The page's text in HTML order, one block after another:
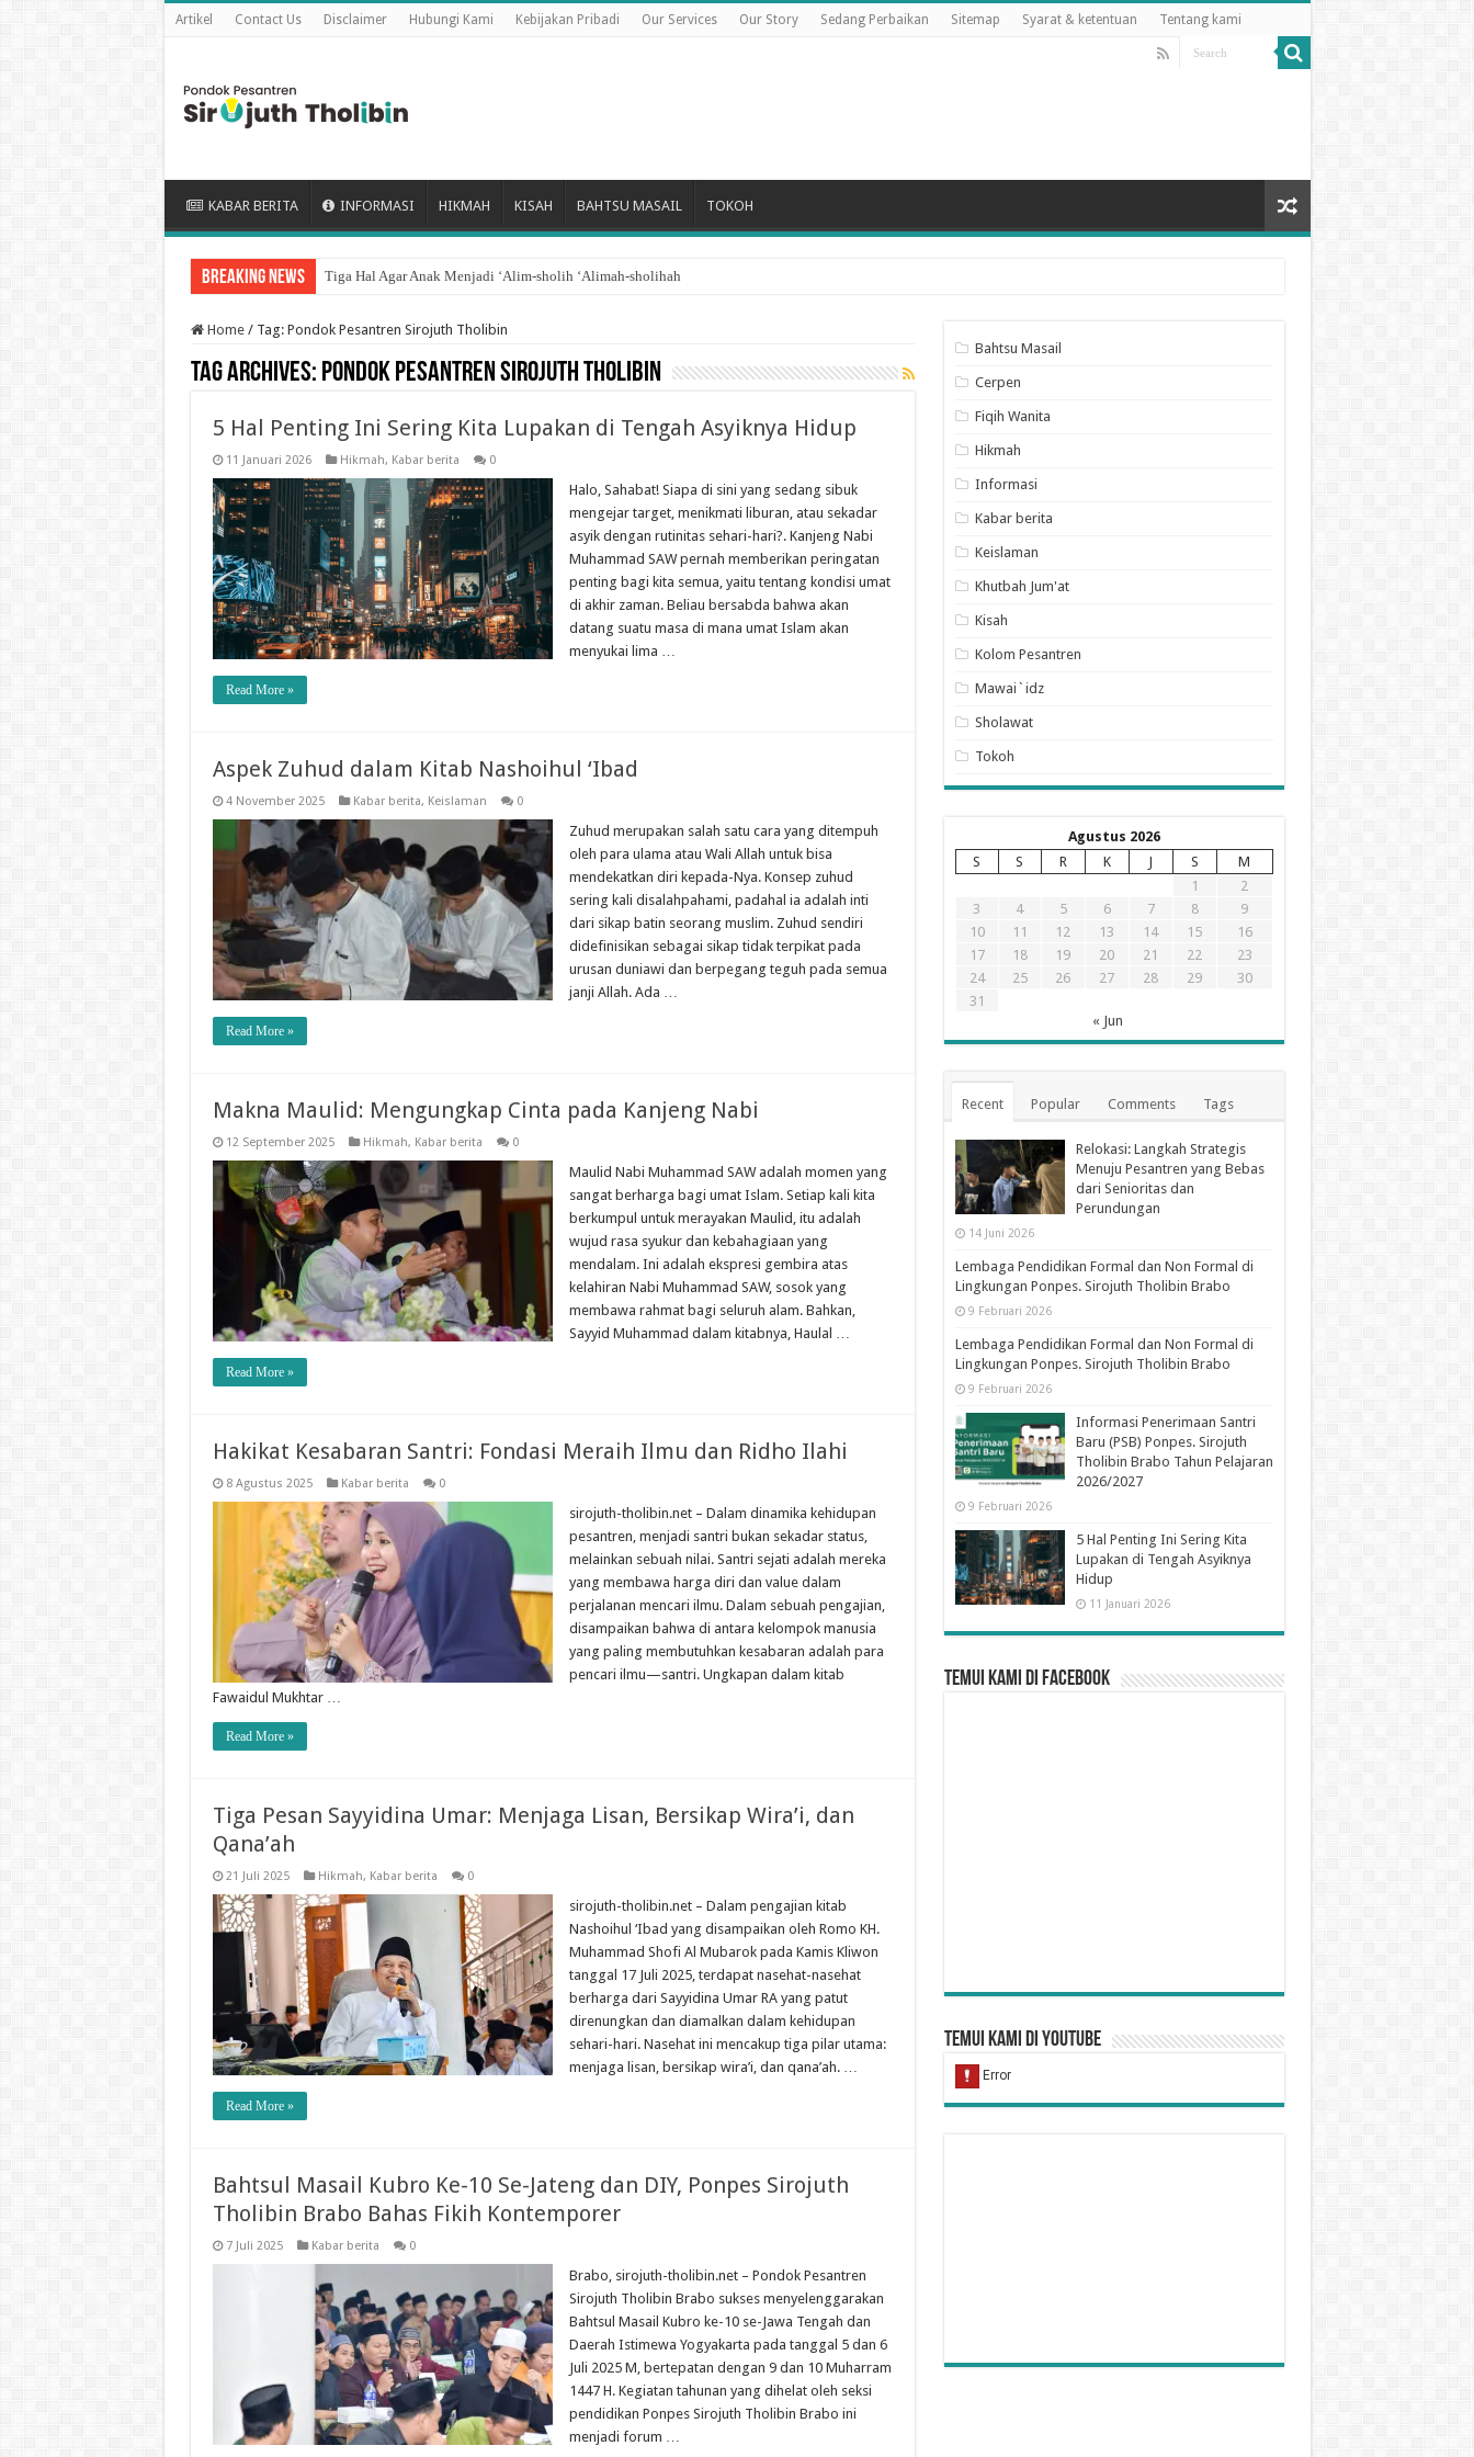
Artikel Contact Us Disclaimer Hubungi Kami Kebijakan Pribadi Our Services Our Story Sedang Perbaikan Sitemap Syarat & ketentuan Tentang kami
KABAR BERITA INFORMASI HIKMAH KISAH BAHTSU MASAIL TOKOH
Breaking News Tiga Hal Agar Anak Menjadi ‘Alim-sholih ‘Alimah-sholihah
Home / Tag: Pondok Pesantren Sirojuth Tholibin
Tag Archives: Pondok Pesantren Sirojuth Tholibin
5 Hal Penting Ini Sering Kita Lupakan di Tengah Asyiknya Hidup
11 Januari 2026 Hikmah, Kabar berita 0
Halo, Sahabat! Siapa di sini yang sedang sibuk
mengejar target, menikmati liburan, atau sekadar
asyik dengan rutinitas sehari-hari?. Kanjeng Nabi
Muhammad SAW pernah memberikan peringatan
penting bagi kita semua, yaitu tentang kondisi umat
di akhir zaman. Beliau bersabda bahwa akan
datang suatu masa di mana umat Islam akan
menyukai lima …
Read More »
Aspek Zuhud dalam Kitab Nashoihul ‘Ibad
4 November 2025 Kabar berita, Keislaman 0
Zuhud merupakan salah satu cara yang ditempuh
oleh para ulama atau Wali Allah untuk bisa
mendekatkan diri kepada-Nya. Konsep zuhud
sering kali disalahpahami, padahal ia adalah inti
dari sikap batin seorang muslim. Zuhud sendiri
didefinisikan sebagai sikap tidak terpikat pada
urusan duniawi dan berpegang teguh pada semua
janji Allah. Ada …
Read More »
Makna Maulid: Mengungkap Cinta pada Kanjeng Nabi
12 September 2025 Hikmah, Kabar berita 0
Maulid Nabi Muhammad SAW adalah momen yang
sangat berharga bagi umat Islam. Setiap kali kita
berkumpul untuk merayakan Maulid, itu adalah
wujud rasa syukur dan kebahagiaan yang
mendalam. Ini adalah ekspresi gembira atas
kelahiran Nabi Muhammad SAW, sosok yang
membawa rahmat bagi seluruh alam. Bahkan,
Sayyid Muhammad dalam kitabnya, Haulal …
Read More »
Hakikat Kesabaran Santri: Fondasi Meraih Ilmu dan Ridho Ilahi
8 Agustus 2025 Kabar berita 0
sirojuth-tholibin.net – Dalam dinamika kehidupan
pesantren, menjadi santri bukan sekadar status,
melainkan sebuah nilai. Santri sejati adalah mereka
yang membawa harga diri dan value dalam
perjalanan mencari ilmu. Dalam sebuah pengajian,
disampaikan bahwa di antara kelompok manusia
yang paling membutuhkan kesabaran adalah para
pencari ilmu—santri. Ungkapan dalam kitab
Fawaidul Mukhtar …
Read More »
Tiga Pesan Sayyidina Umar: Menjaga Lisan, Bersikap Wira’i, dan
Qana’ah
21 Juli 2025 Hikmah, Kabar berita 0
sirojuth-tholibin.net – Dalam pengajian kitab
Nashoihul ‘Ibad yang disampaikan oleh Romo KH.
Muhammad Shofi Al Mubarok pada Kamis Kliwon
tanggal 17 Juli 2025, terdapat nasehat-nasehat
berharga dari Sayyidina Umar RA yang patut
direnungkan dan diamalkan dalam kehidupan
sehari-hari. Nasehat ini mencakup tiga pilar utama:
menjaga lisan, bersikap wira’i, dan qana’ah. …
Read More »
Bahtsul Masail Kubro Ke-10 Se-Jateng dan DIY, Ponpes Sirojuth
Tholibin Brabo Bahas Fikih Kontemporer
7 Juli 2025 Kabar berita 0
Brabo, sirojuth-tholibin.net – Pondok Pesantren
Sirojuth Tholibin Brabo sukses menyelenggarakan
Bahtsul Masail Kubro ke-10 se-Jawa Tengah dan
Daerah Istimewa Yogyakarta pada tanggal 5 dan 6
Juli 2025 M, bertepatan dengan 9 dan 10 Muharram
1447 H. Kegiatan tahunan yang dihelat oleh seksi
pendidikan Ponpes Sirojuth Tholibin Brabo ini
menjadi forum …
Bahtsu Masail
Cerpen
Fiqih Wanita
Hikmah
Informasi
Kabar berita
Keislaman
Khutbah Jum'at
Kisah
Kolom Pesantren
Mawai`idz
Sholawat
Tokoh
Agustus 2026
S
S R K J S
M
1
2
3
4 5 6 7 8
9
10
11 12 13 14 15
16
17
18 19 20 21 22
23
24
25 26 27 28 29
30
31
« Jun
Recent Popular Comments Tags
Relokasi: Langkah Strategis
Menuju Pesantren yang Bebas
dari Senioritas dan
Perundungan
14 Juni 2026
Lembaga Pendidikan Formal dan Non Formal di
Lingkungan Ponpes. Sirojuth Tholibin Brabo
9 Februari 2026
Lembaga Pendidikan Formal dan Non Formal di
Lingkungan Ponpes. Sirojuth Tholibin Brabo
9 Februari 2026
Informasi Penerimaan Santri
Baru (PSB) Ponpes. Sirojuth
Tholibin Brabo Tahun Pelajaran
2026/2027
9 Februari 2026
5 Hal Penting Ini Sering Kita
Lupakan di Tengah Asyiknya
Hidup
11 Januari 2026
Temui Kami di Facebook
Temui Kami di YouTube